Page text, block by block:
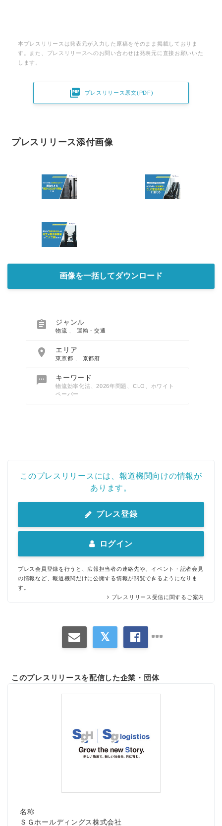
本プレスリリースは発表元が入力した原稿をそのまま掲載しておりま
す。また、プレスリリースへのお問い合わせは発表元に直接お願いいた
します。
 プレスリリース原文(PDF)
プレスリリース添付画像
画像を一括してダウンロード
 ジャンル
物流 運輸・交通
 エリア
東京都 京都府
 キーワード
物流効率化法、2026年問題、CLO、ホワイト
ペーパー
このプレスリリースには、報道機関向けの情報が
あります。
プレス登録
ログイン
プレス会員登録を行うと、広報担当者の連絡先や、イベント・記者会見
の情報など、報道機関だけに公開する情報が閲覧できるようになりま
す。
プレスリリース受信に関するご案内
このプレスリリースを配信した企業・団体
名称
ＳＧホールディングス株式会社